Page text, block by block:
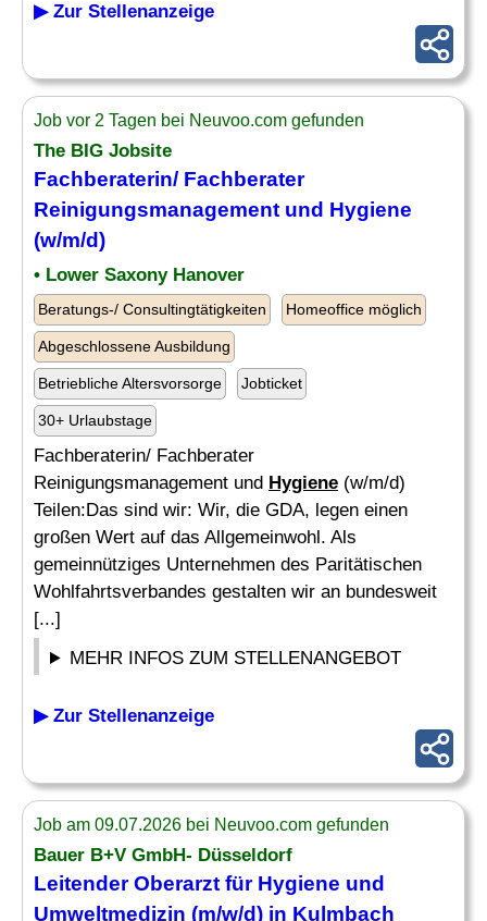
▶ Zur Stellenanzeige
Job vor 2 Tagen bei Neuvoo.com gefunden
The BIG Jobsite
Fachberaterin/ Fachberater
Reinigungsmanagement und Hygiene
(w/m/d)
• Lower Saxony Hanover
Beratungs-/ Consultingtätigkeiten Homeoffice möglich
Abgeschlossene Ausbildung
Betriebliche Altersvorsorge Jobticket
30+ Urlaubstage
Fachberaterin/ Fachberater
Reinigungsmanagement und Hygiene (w/m/d)
Teilen:Das sind wir: Wir, die GDA, legen einen
großen Wert auf das Allgemeinwohl. Als
gemeinnütziges Unternehmen des Paritätischen
Wohlfahrtsverbandes gestalten wir an bundesweit
[...]
MEHR INFOS ZUM STELLENANGEBOT
▶ Zur Stellenanzeige
Job am 09.07.2026 bei Neuvoo.com gefunden
Bauer B+V GmbH- Düsseldorf
Leitender Oberarzt für Hygiene und
Umweltmedizin (m/w/d) in Kulmbach